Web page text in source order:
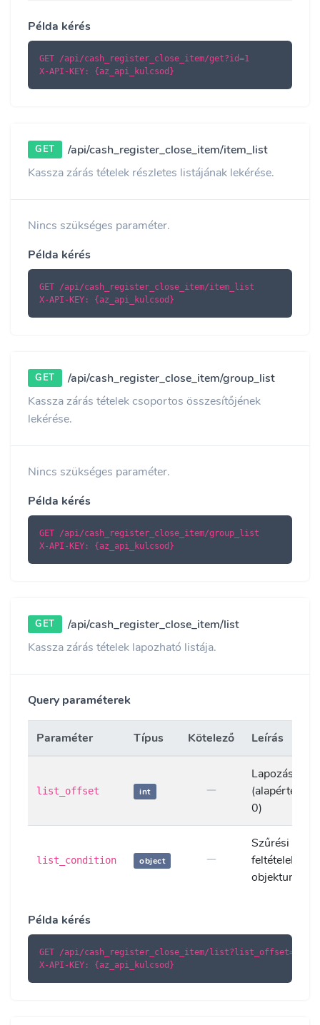
Példa kérés
GET /api/cash_register_close_item/get?id=1
X-API-KEY: {az_api_kulcsod}
GET
/api/cash_register_close_item/item_list
Kassza zárás tételek részletes listájának lekérése.
Nincs szükséges paraméter.
Példa kérés
GET /api/cash_register_close_item/item_list
X-API-KEY: {az_api_kulcsod}
GET
/api/cash_register_close_item/group_list
Kassza zárás tételek csoportos összesítőjének
lekérése.
Nincs szükséges paraméter.
Példa kérés
GET /api/cash_register_close_item/group_list
X-API-KEY: {az_api_kulcsod}
GET
/api/cash_register_close_item/list
Kassza zárás tételek lapozható listája.
Query paraméterek
Paraméter Típus Kötelező Leírás
list_offset int
Lapozás
0)
list_condition object
Szűrési
feltételek
objektuma
Példa kérés
GET /api/cash_register_close_item/list?list_offset=0
X-API-KEY: {az_api_kulcsod}